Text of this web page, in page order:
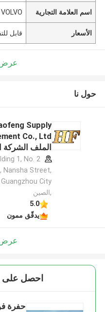
اسم العلامة التجارية VOLVO
الأسعار قابل
عرض
حول نا
Supply
Co., Ltd
الملف الشركة
1, No. 2
Nansha Street,
City
,الصين
5.0
يدقّق ممون
عرض
احصل